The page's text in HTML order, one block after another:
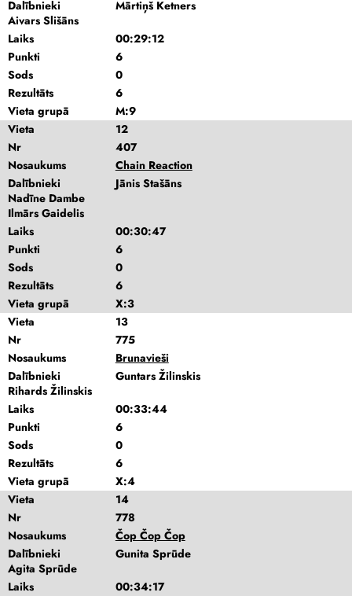
Dalībnieki
Mārtiņš Ketners
Aivars Slišāns
Laiks
00:29:12
Punkti
6
Sods
0
Rezultāts
6
Vieta grupā
M:9
Vieta
12
Nr
407
Nosaukums
Chain Reaction
Dalībnieki
Jānis Stašāns
Nadīne Dambe
Ilmārs Gaidelis
Laiks
00:30:47
Punkti
6
Sods
0
Rezultāts
6
Vieta grupā
X:3
Vieta
13
Nr
775
Nosaukums
Brunavieši
Dalībnieki
Guntars Žilinskis
Rihards Žilinskis
Laiks
00:33:44
Punkti
6
Sods
0
Rezultāts
6
Vieta grupā
X:4
Vieta
14
Nr
778
Nosaukums
Čop Čop Čop
Dalībnieki
Gunita Sprūde
Agita Sprūde
Laiks
00:34:17